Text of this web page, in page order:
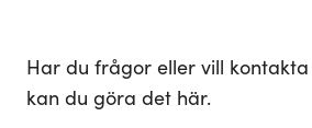
Har du frågor eller vill
kan du göra det här.